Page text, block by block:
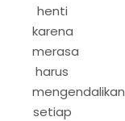
henti
karena
merasa
harus
mengendalikan
setiap